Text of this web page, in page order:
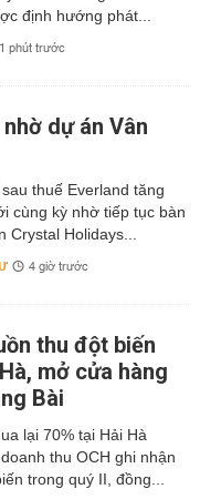
định hướng phát...
phút trước
dự án Vân
thuế Everland tăng
cùng kỳ nhờ tiếp tục bàn
Crystal Holidays...
4 giờ trước
thu đột biến
mở cửa hàng
Bài
lại 70% tại Hải Hà
thu OCH ghi nhận
trong quý II, đồng...